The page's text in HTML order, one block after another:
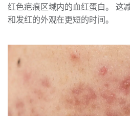
红色疤痕区域内的血红蛋白。 这
和发红的外观在更短的时间。